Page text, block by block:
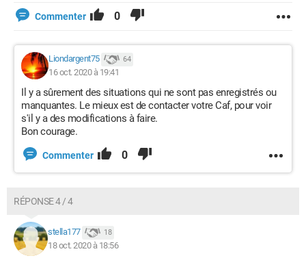
Commenter 0
Liondargent75 64
16 oct. 2020 à 19:41
Il y a sûrement des situations qui ne sont pas enregistrés ou
manquantes. Le mieux est de contacter votre Caf, pour voir
s'il y a des modifications à faire.
Bon courage.
Commenter 0
RÉPONSE 4 / 4
stella177 18
18 oct. 2020 à 18:56